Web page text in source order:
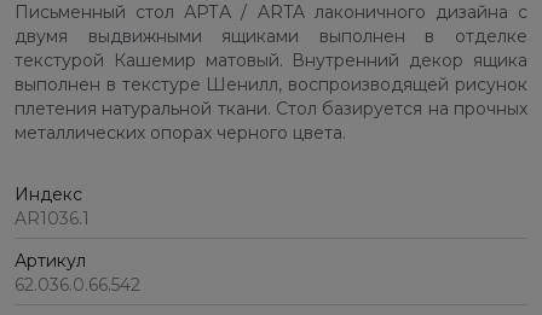
Письменный стол АРТА / ARTA лаконичного дизайна с
двумя выдвижными ящиками выполнен в отделке
текстурой Кашемир матовый. Внутренний декор ящика
выполнен в текстуре Шенилл, воспроизводящей рисунок
плетения натуральной ткани. Стол базируется на прочных
металлических опорах черного цвета.
Индекс
AR1036.1
Артикул
62.036.0.66.542